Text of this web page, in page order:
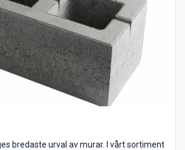
bredaste urval av murar. I vårt sortiment